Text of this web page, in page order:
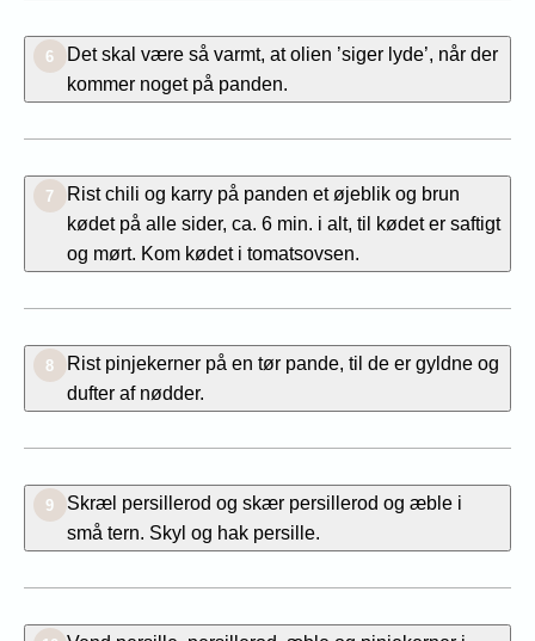
6
Det skal være så varmt, at olien ’siger lyde’, når der
kommer noget på panden.
7
Rist chili og karry på panden et øjeblik og brun
kødet på alle sider, ca. 6 min. i alt, til kødet er saftigt
og mørt. Kom kødet i tomatsovsen.
8
Rist pinjekerner på en tør pande, til de er gyldne og
dufter af nødder.
9
Skræl persillerod og skær persillerod og æble i
små tern. Skyl og hak persille.